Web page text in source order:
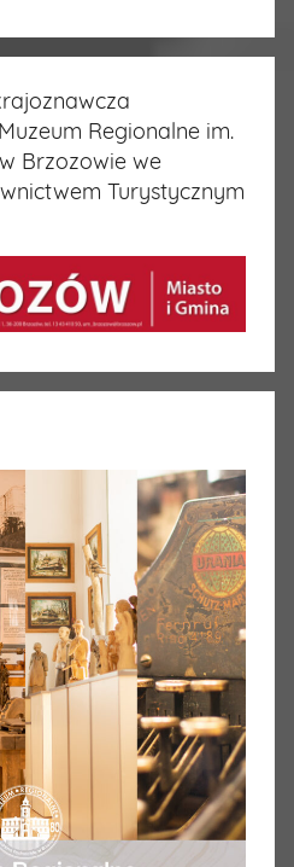
Regionalne im.
Brzozowie we
Turystycznym